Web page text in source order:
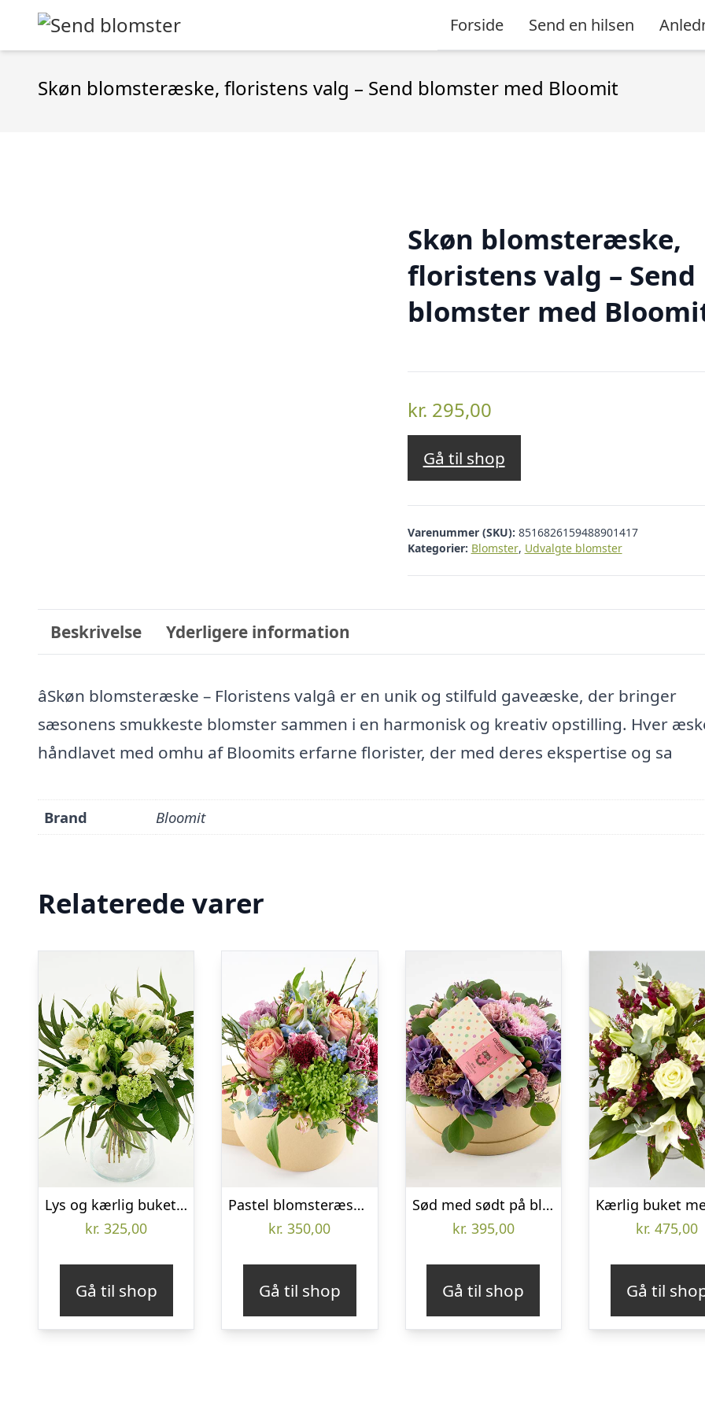
Forside Send en hilsen
Skøn blomsteræske, floristens valg – Send blomster med Bloomit
Skøn blomsteræske,
floristens valg – Send
blomster med
kr. 295,00
Gå til shop
Varenummer (SKU): 8516826159488901417
Kategorier: Blomster, Udvalgte blomster
Beskrivelse Yderligere information
âSkøn blomsteræske – Floristens valgâ er en unik og stilfuld gaveæske, der bringer
sæsonens smukkeste blomster sammen i en harmonisk og kreativ opstilling. Hver
håndlavet med omhu af Bloomits erfarne florister, der med deres ekspertise og sa
Brand Bloomit
Relaterede varer
Lys og kærlig buket – Send blomster med Bloomit
kr. 325,00
Gå til shop
Pastel blomsteræske – Send blomster med Bloomit
kr. 350,00
Gå til shop
Sød med sødt på blomsteræske – Send blomster med Bloomit
kr. 395,00
Gå til shop
kr. 475,00
Gå til